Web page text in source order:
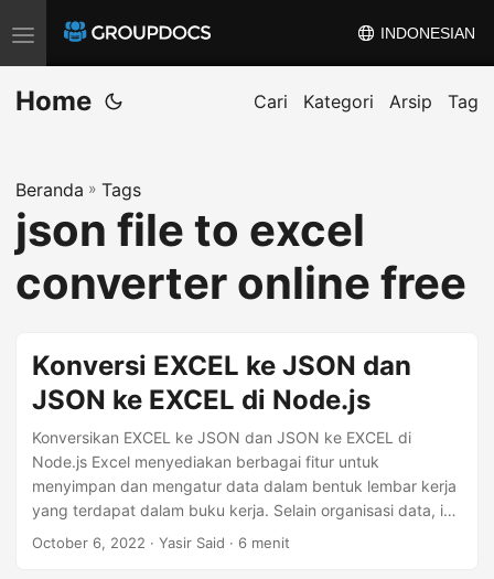
A
l
i
a
n
n
a
a
INDONESIAN
Home Cari Kategori Arsip Tag
Beranda » Tags
json file to excel
converter online free
Konversi EXCEL ke JSON dan
JSON ke EXCEL di Node.js
Konversikan EXCEL ke JSON dan JSON ke EXCEL di
Node.js Excel menyediakan berbagai fitur untuk
menyimpan dan mengatur data dalam bentuk lembar kerja
yang terdapat dalam buku kerja. Selain organisasi data, ini
memungkinkan Anda melakukan penyortiran, visualisasi
October 6, 2022 · Yasir Said · 6 menit